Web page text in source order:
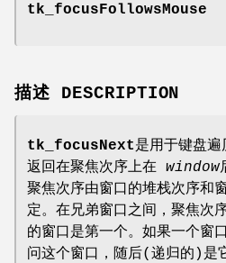
tk_focusFollowsMouse
描述 DESCRIPTION
tk_focusNext是用于键盘遍
返回在聚焦次序上在 window
聚焦次序由窗口的堆栈次序和
定。在兄弟窗口之间，聚焦次
的窗口是第一个。如果一个窗
问这个窗口，随后(递归的)是